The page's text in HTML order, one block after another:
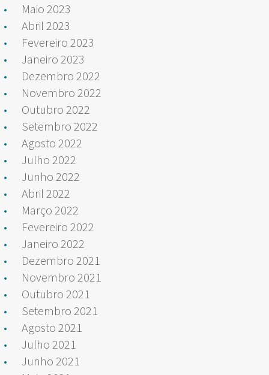
Maio 2023
Abril 2023
Fevereiro 2023
Janeiro 2023
Dezembro 2022
Novembro 2022
Outubro 2022
Setembro 2022
Agosto 2022
Julho 2022
Junho 2022
Abril 2022
Março 2022
Fevereiro 2022
Janeiro 2022
Dezembro 2021
Novembro 2021
Outubro 2021
Setembro 2021
Agosto 2021
Julho 2021
Junho 2021